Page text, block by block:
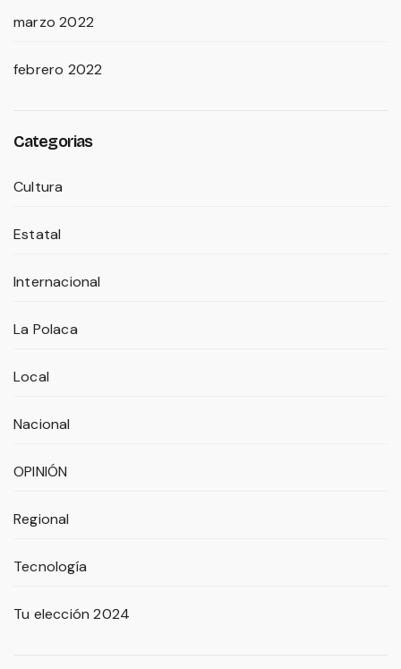
marzo 2022
febrero 2022
Categorias
Cultura
Estatal
Internacional
La Polaca
Local
Nacional
OPINIÓN
Regional
Tecnología
Tu elección 2024